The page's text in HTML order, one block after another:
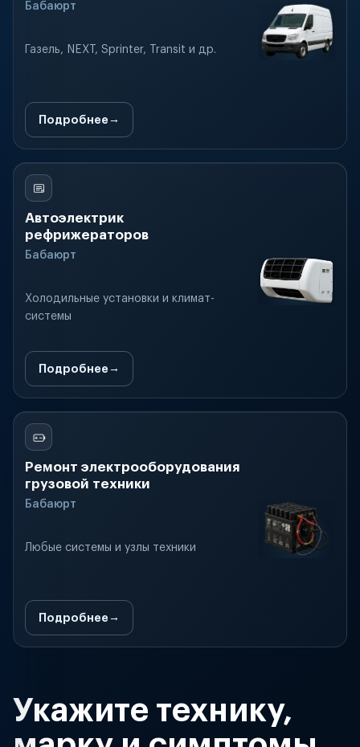
Бабаюрт
Газель, NEXT, Sprinter, Transit и др.
Подробнее
Автоэлектрик
рефрижераторов
Бабаюрт
Холодильные установки и климат-
системы
Подробнее
Ремонт электрооборудования
грузовой техники
Бабаюрт
Любые системы и узлы техники
Подробнее
Укажите технику,